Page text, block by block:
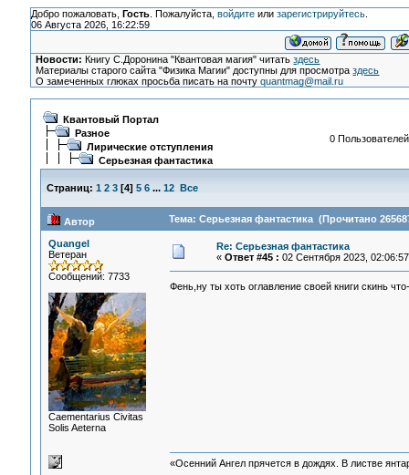
Добро пожаловать, Гость. Пожалуйста, войдитеили зарегистрируйтесь.
06 Августа 2026, 16:22:59
Новости: Книгу С.Доронина "Квантовая магия" читатьздесь
Материалы старого сайта "Физика Магии" доступны для просмотраздесь
О замеченных глюках просьба писать на почтуquantmag@mail.ru
Квантовый Портал
Разное
Лирические отступления
Серьезная фантастика
0
Страниц: 1 2 3[4] 5 6 ... 12 Все
Автор Тема: Серьезная фантастика (Прочитано
Quangel
Ветеран
Сообщений: 7733
Сaementarius Civitas
Solis Aeterna
Re: Серьезная фантастика
« Ответ #45 : 02 Сентября 2023,
Фень,ну ты хоть оглавление своей книги скинь
«Осенний Ангел прячется в дождях. В листве